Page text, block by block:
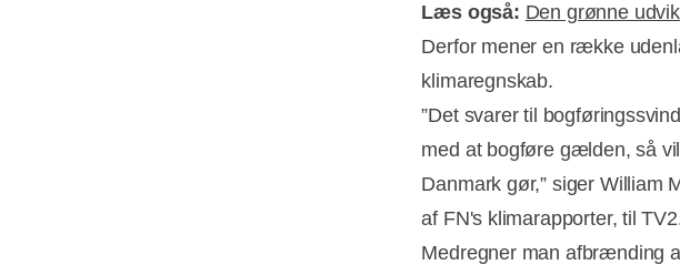
Læs også: Den grønne
Derfor mener en række
klimaregnskab.
”Det svarer til
med at bogføre gælden, så
Danmark gør,” siger William
af FN's klimarapporter, til
Medregner man afbrænding